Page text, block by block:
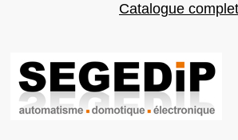
Catalogue complet